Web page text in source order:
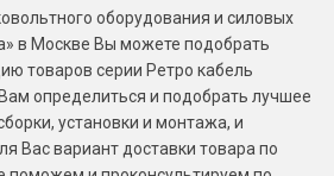
оборудования и силовых
в Москве Вы можете подобрать
товаров серии Ретро кабель
определиться и подобрать лучшее
установки и монтажа, и
Вас вариант доставки товара по